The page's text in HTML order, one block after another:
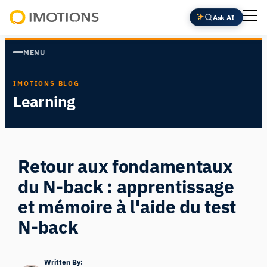
Aller
au
contenu
Insight
Ask AI
MENU
IMOTIONS BLOG
Learning
Retour aux fondamentaux
du N-back : apprentissage
et mémoire à l'aide du test
N-back
Written By: